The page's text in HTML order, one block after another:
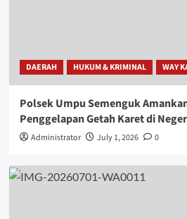
DAERAH HUKUM & KRIMINAL WAY
Polsek Umpu Semenguk
Penggelapan Getah Karet di
Administrator July 1, 2026 0